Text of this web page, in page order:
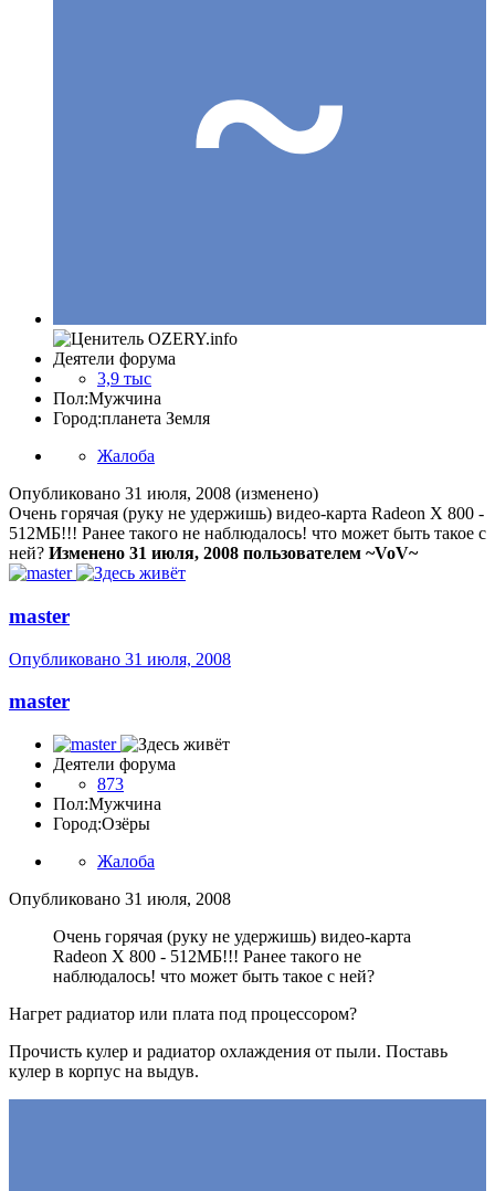
Деятели форума
3,9 тыс
Пол:Мужчина
Город:планета Земля
Жалоба
Опубликовано 31 июля, 2008 (изменено)
Очень горячая (руку не удержишь) видео-карта Radeon X 800 -
512МБ!!! Ранее такого не наблюдалось! что может быть такое с
ней? Изменено 31 июля, 2008 пользователем ~VoV~
master
Опубликовано 31 июля, 2008
master
Деятели форума
873
Пол:Мужчина
Город:Озёры
Жалоба
Опубликовано 31 июля, 2008
Очень горячая (руку не удержишь) видео-карта
Radeon X 800 - 512МБ!!! Ранее такого не
наблюдалось! что может быть такое с ней?
Нагрет радиатор или плата под процессором?
Прочисть кулер и радиатор охлаждения от пыли. Поставь
кулер в корпус на выдув.